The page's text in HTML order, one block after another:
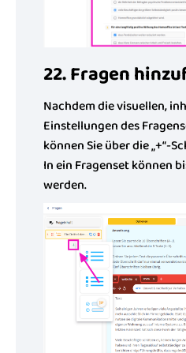
22. Fragen
Nachdem die visuellen,
Einstellungen des
können Sie über die „+“-
In ein Fragenset können
werden.